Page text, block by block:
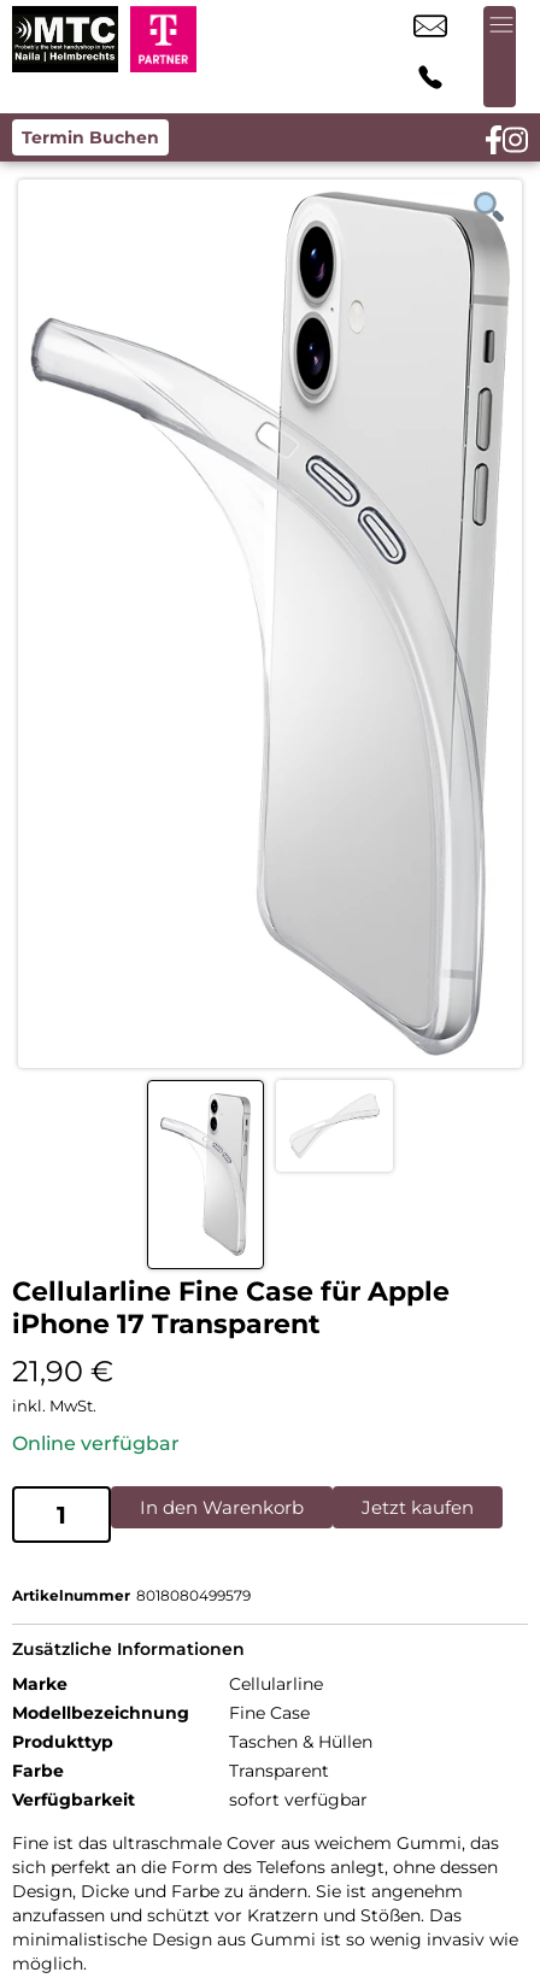
Termin Buchen
Cellularline Fine Case für Apple
iPhone 17 Transparent
21,90 €
inkl. MwSt.
Online verfügbar
In den Warenkorb Jetzt kaufen
Artikelnummer 8018080499579
Zusätzliche Informationen
Marke
Cellularline
Modellbezeichnung
Fine Case
Produkttyp
Taschen & Hüllen
Farbe
Transparent
Verfügbarkeit
sofort verfügbar
Fine ist das ultraschmale Cover aus weichem Gummi, das
sich perfekt an die Form des Telefons anlegt, ohne dessen
Design, Dicke und Farbe zu ändern. Sie ist angenehm
anzufassen und schützt vor Kratzern und Stößen. Das
minimalistische Design aus Gummi ist so wenig invasiv wie
möglich.